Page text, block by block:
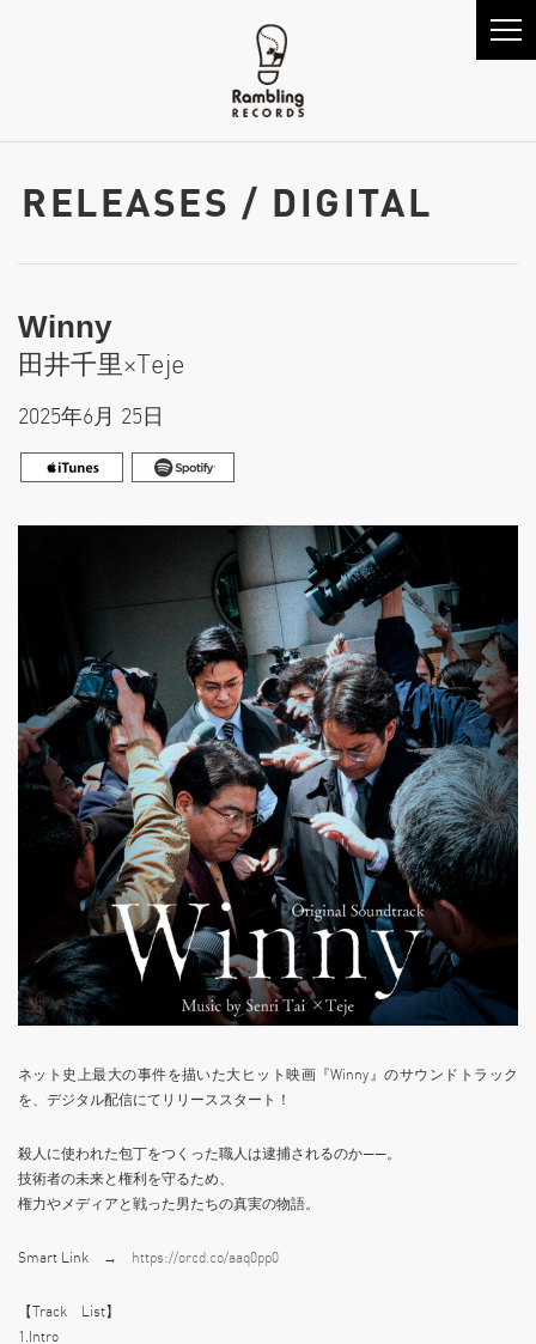
RELEASES / DIGITAL
Winny
田井千里×Teje
2025年6月 25日
ネット史上最大の事件を描いた大ヒット映画『Winny』のサウンドトラック
を、デジタル配信にてリリーススタート！
殺人に使われた包丁をつくった職人は逮捕されるのか——。
技術者の未来と権利を守るため、
権力やメディアと戦った男たちの真実の物語。
Smart Link → https://orcd.co/aaq0pp0
【Track List】
1.Intro